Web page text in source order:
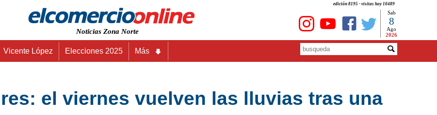
edición 8195 - visitas hoy 10489
Noticias Zona Norte
Sab
8
Ago
2026
Vicente López Elecciones 2025 Más
el viernes vuelven las lluvias tras una